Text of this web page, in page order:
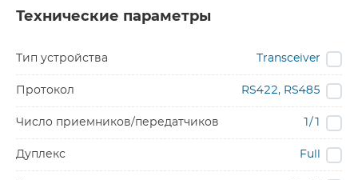
Технические параметры
Тип устройства Transceiver
Протокол RS422, RS485
Число приемников/передатчиков 1/1
Дуплекс Full